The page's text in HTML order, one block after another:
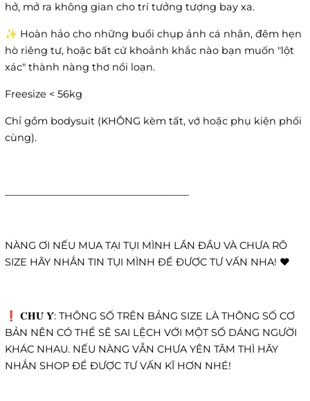
hở, mở ra không gian cho trí tưởng tượng bay xa.
✨ Hoàn hảo cho những buổi chụp ảnh cá nhân, đêm hẹn
hò riêng tư, hoặc bất cứ khoảnh khắc nào bạn muốn "lột
xác" thành nàng thơ nổi loạn.
Freesize < 56kg
Chỉ gồm bodysuit (KHÔNG kèm tất, vớ hoặc phụ kiện phối
cùng).
NÀNG ƠI NẾU MUA TẠI TỤI MÌNH LẦN ĐẦU VÀ CHƯA RÕ
SIZE HÃY NHẮN TIN TỤI MÌNH ĐỂ ĐƯỢC TƯ VẤN NHA! ❤️
❗️ 𝐂𝐇𝐔́ 𝐘́: THÔNG SỐ TRÊN BẢNG SIZE LÀ THÔNG SỐ CƠ
BẢN NÊN CÓ THỂ SẼ SAI LỆCH VỚI MỘT SỐ DÁNG NGƯỜI
KHÁC NHAU. NẾU NÀNG VẪN CHƯA YÊN TÂM THÌ HÃY
NHẮN SHOP ĐỂ ĐƯỢC TƯ VẤN KĨ HƠN NHÉ!